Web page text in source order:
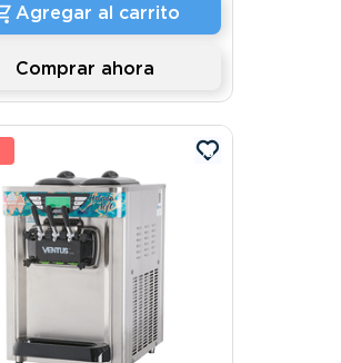
Agregar al carrito
Comprar ahora